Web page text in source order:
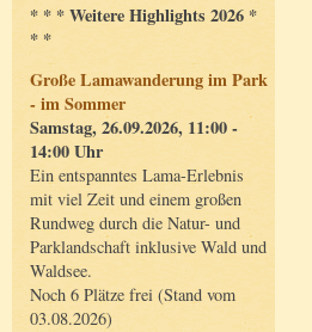
* * * Weitere Highlights 2026 *
* *
Große Lamawanderung im Park
- im Sommer
Samstag, 26.09.2026, 11:00 -
14:00 Uhr
Ein entspanntes Lama-Erlebnis
mit viel Zeit und einem großen
Rundweg durch die Natur- und
Parklandschaft inklusive Wald und
Waldsee.
Noch 6 Plätze frei (Stand vom
03.08.2026)